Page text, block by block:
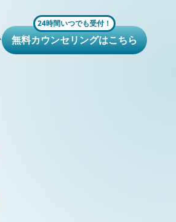
24時間いつでも受付！
無料カウンセリングはこちら